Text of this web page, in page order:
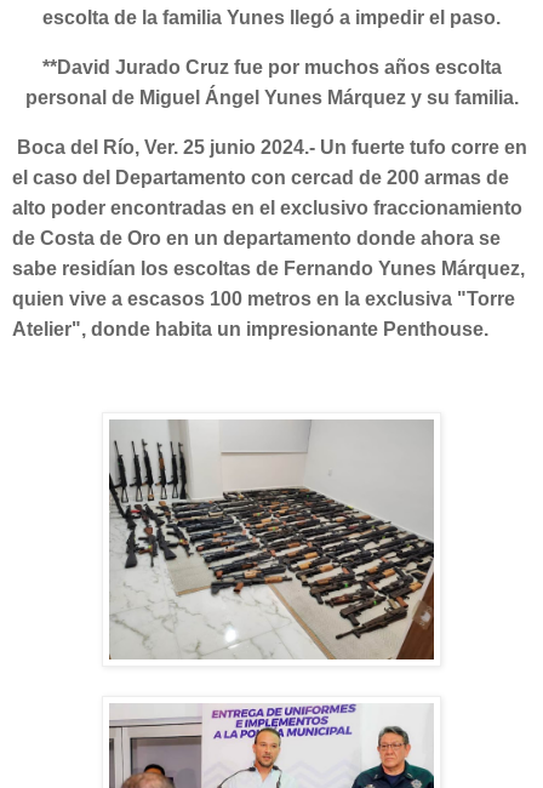
escolta de la familia Yunes llegó a impedir el paso.
**David Jurado Cruz fue por muchos años escolta
personal de Miguel Ángel Yunes Márquez y su familia.
Boca del Río, Ver. 25 junio 2024.- Un fuerte tufo corre en
el caso del Departamento con cercad de 200 armas de
alto poder encontradas en el exclusivo fraccionamiento
de Costa de Oro en un departamento donde ahora se
sabe residían los escoltas de Fernando Yunes Márquez,
quien vive a escasos 100 metros en la exclusiva "Torre
Atelier", donde habita un impresionante Penthouse.